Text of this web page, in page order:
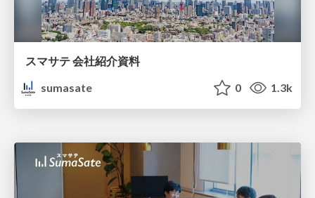
スマサテ 会社紹介資料
sumasate
0 1.3k